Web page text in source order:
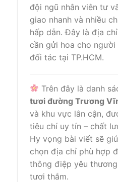
đội ngũ nhân viên tư
giao nhanh và nhiều
hấp dẫn. Đây là địa
cần gửi hoa cho người
đối tác tại TP.HCM.
Trên đây là danh
tươi đường Trương
và khu vực lân cận,
tiêu chí uy tín – chất
Hy vọng bài viết sẽ
chọn địa chỉ phù hợp
thông điệp yêu
tươi thắm.